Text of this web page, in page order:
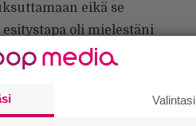
eikä se
oli mielestäni
Valintasi